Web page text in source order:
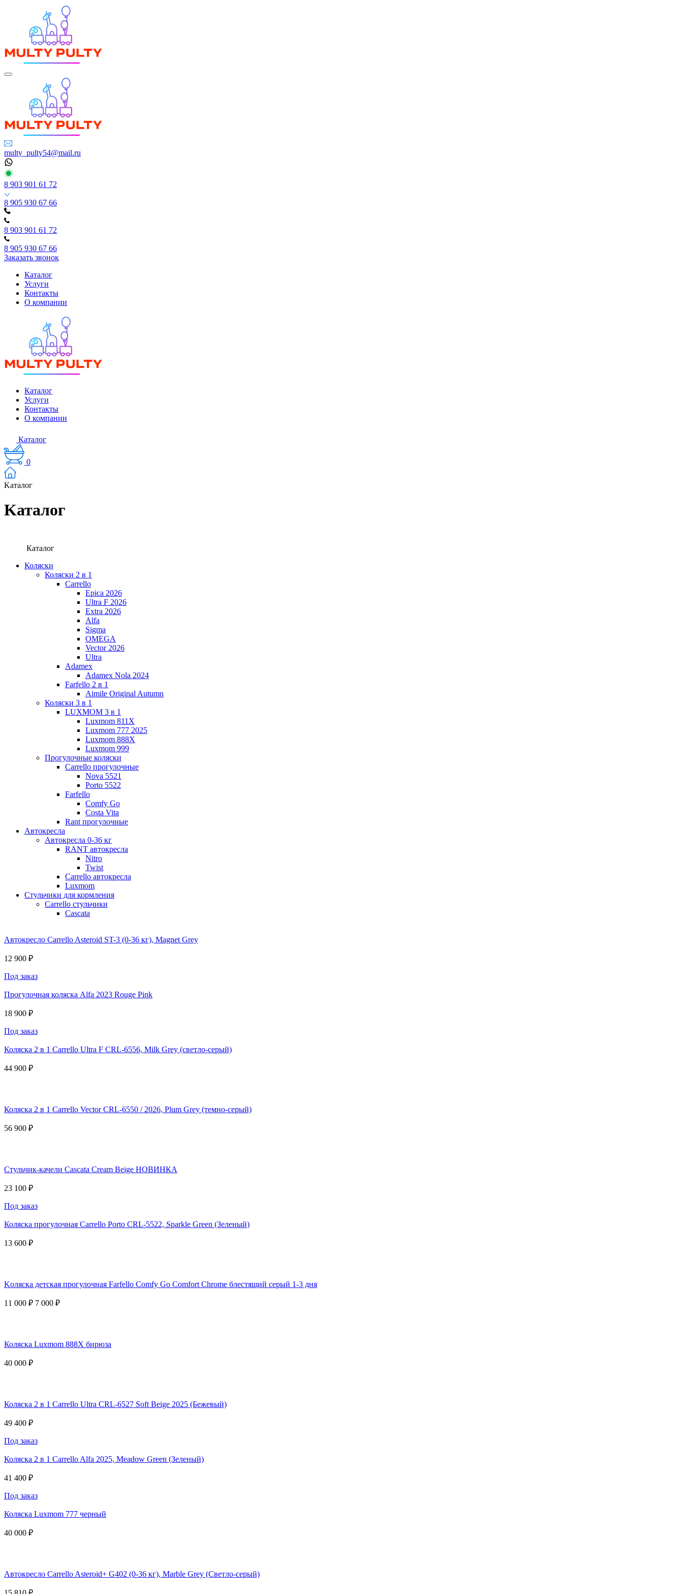
multy_pulty54@mail.ru
8 903 901 61 72
8 905 930 67 66
8 903 901 61 72
8 905 930 67 66
Заказать звонок
Каталог
Услуги
Контакты
О компании
Каталог
Услуги
Контакты
О компании
Каталог
0
Kаталог
Kаталог
Каталог
Коляски
Коляски 2 в 1
Carrello
Epica 2026
Ultra F 2026
Extra 2026
Alfa
Sigma
OMEGA
Vector 2026
Ultra
Adamex
Adamex Nola 2024
Farfello 2 в 1
Aimile Original Autumn
Коляски 3 в 1
LUXMOM 3 в 1
Luxmom 811X
Luxmom 777 2025
Luxmom 888X
Luxmom 999
Прогулочные коляски
Carrello прогулочные
Nova 5521
Porto 5522
Farfello
Comfy Go
Costa Vita
Rant прогулочные
Автокресла
Автокресла 0-36 кг
RANT автокресла
Nitro
Twist
Carrello автокресла
Luxmom
Стульчики для кормления
Carrello стульчики
Cascata
Автокресло Carrello Asteroid ST-3 (0-36 кг), Magnet Grey
12 900 ₽
Под заказ
Прогулочная коляска Alfa 2023 Rouge Pink
18 900 ₽
Под заказ
Коляска 2 в 1 Carrello Ultra F CRL-6556, Milk Grey (светло-серый)
44 900 ₽
Коляска 2 в 1 Carrello Vector CRL-6550 / 2026, Plum Grey (темно-серый)
56 900 ₽
Стульчик-качели Cascata Cream Beige НОВИНКА
23 100 ₽
Под заказ
Коляска прогулочная Carrello Porto CRL-5522, Sparkle Green (Зеленый)
13 600 ₽
Kоляска детская прогулочная Farfello Comfy Go Comfort Chrome блестящий серый 1-3 дня
11 000 ₽ 7 000 ₽
Коляска Luxmom 888X бирюза
40 000 ₽
Коляска 2 в 1 Carrello Ultra CRL-6527 Soft Beige 2025 (Бежевый)
49 400 ₽
Под заказ
Коляска 2 в 1 Carrello Alfa 2025, Meadow Green (Зеленый)
41 400 ₽
Под заказ
Коляска Luxmom 777 черный
40 000 ₽
Автокресло Carrello Asteroid+ G402 (0-36 кг), Marble Grey (Светло-серый)